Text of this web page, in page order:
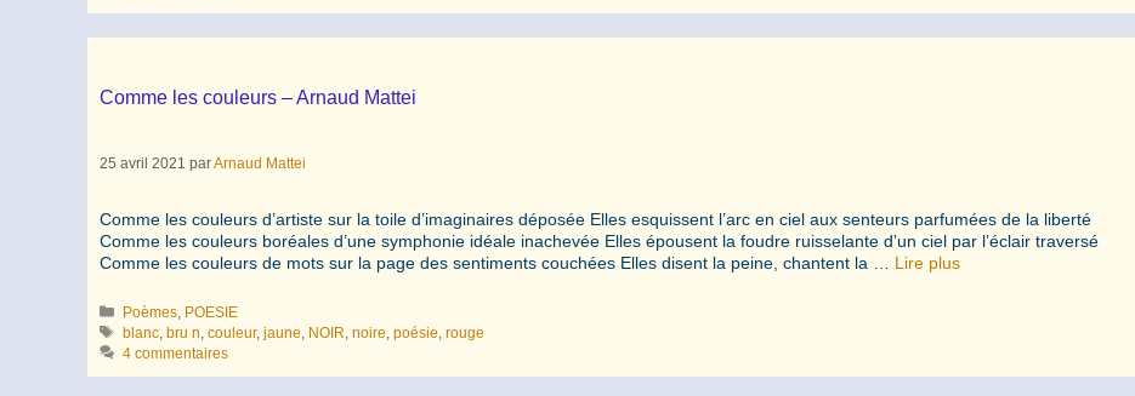
Comme les couleurs – Arnaud Mattei
25 avril 2021 parArnaud Mattei
Comme les couleurs d’artiste sur la toile d’imaginaires déposée Elles esquissent l’arc en ciel aux senteurs parfumées de la liberté
Comme les couleurs boréales d’une symphonie idéale inachevée Elles épousent la foudre ruisselante d’un ciel par l’éclair traversé
Comme les couleurs de mots sur la page des sentiments couchées Elles disent la peine, chantent la … Lire plus
Catégories
Poèmes POESIE
Étiquettes
blanc ,bru n ,couleur,jaune NOIR ,noire ,poésie ,rouge
4 commentaires